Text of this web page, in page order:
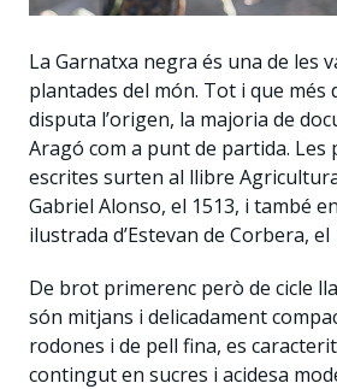
La Garnatxa negra és una de les
plantades del món. Tot i que més
disputa l’origen, la majoria de
Aragó com a punt de partida. Les
escrites surten al llibre
Gabriel Alonso, el 1513, i també
ilustrada d’Estevan de Corbera, el
De brot primerenc però de cicle
són mitjans i delicadament
rodones i de pell fina, es
contingut en sucres i acidesa